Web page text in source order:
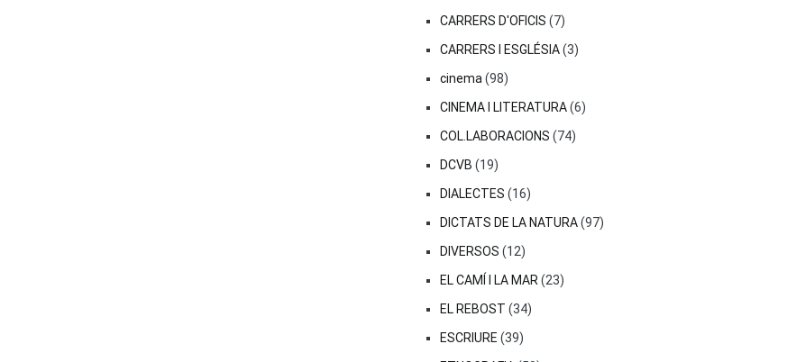
CARRERS D'OFICIS (7)
CARRERS I ESGLÉSIA(3)
cinema (98)
CINEMA I LITERATURA(6)
COL.LABORACIONS (74)
DCVB (19)
DIALECTES (16)
DICTATS DE LA NATURA(97)
DIVERSOS (12)
EL CAMÍ I LA MAR (23)
EL REBOST (34)
ESCRIURE (39)